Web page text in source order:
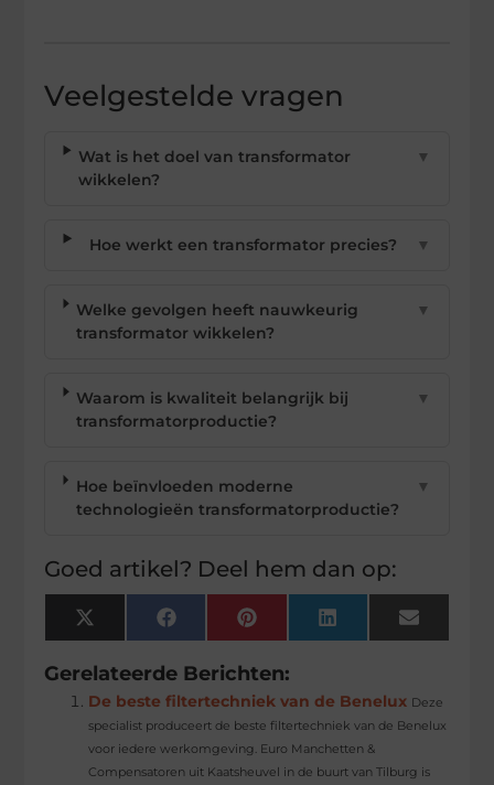
Veelgestelde vragen
Wat is het doel van transformator
wikkelen?
▼
Hoe werkt een transformator precies? ▼
Welke gevolgen heeft nauwkeurig
transformator wikkelen?
▼
Waarom is kwaliteit belangrijk bij
transformatorproductie?
▼
Hoe beïnvloeden moderne
technologieën transformatorproductie?
▼
Goed artikel? Deel hem dan op:
X
(Twitter)
FacebookPinterest LinkedIn Email
Gerelateerde Berichten:
De beste filtertechniek van de Benelux Deze
specialist produceert de beste filtertechniek van de Benelux
voor iedere werkomgeving. Euro Manchetten &
Compensatoren uit Kaatsheuvel in de buurt van Tilburg is